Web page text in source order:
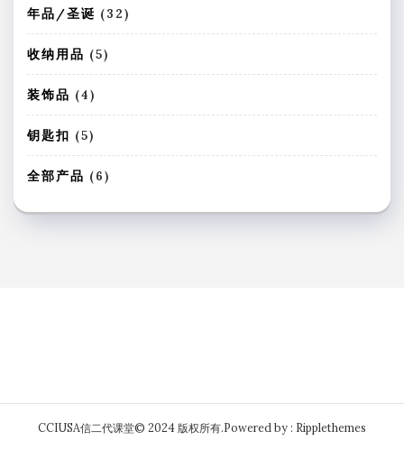
个
产
年品/圣诞 323
2
产
收纳用品 55
个
品
装饰品 44
个
产
品
钥匙扣 55
个
产
全部产品 66
产
CCIUSA信二代课堂© 2024 版权所有.Powered by : Ripplethemes